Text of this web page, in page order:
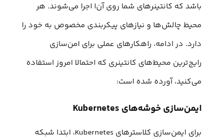
باشد که کانتینرهای شما روی آن‌ا اجرا می‌شوند. هر
محیط چالش‌ها و نیازهای پیکربندی مخصوص به خود را
دارد. در ادامه، راهکارهای عملی برای امن‌سازی
رایج‌ترین محیط‌های کانتینری که احتمالا امروز استفاده
می‌کنید، آورده شده است:
ایمن‌سازی خوشه‌های Kubernetes
برای ایمن‌سازی کلاسترهای Kubernetes، ابتدا شبکه